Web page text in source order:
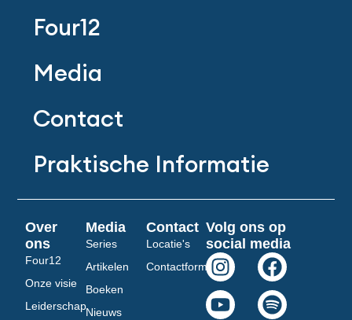
Four12
Media
Contact
Praktische Informatie
Over
ons
Four12
Onze visie
Leiderschap
Media
Series
Artikelen
Boeken
Nieuws
Contact
Locatie's
Contactformulier
Volg ons op
social media
I
n
s
F
a
c
Y
o
u
S
p
o